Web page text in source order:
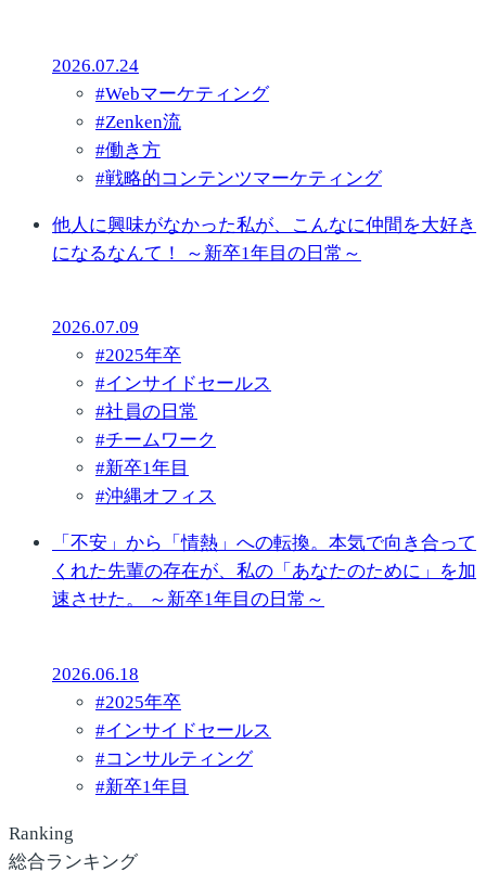
2026.07.24
#Webマーケティング
#Zenken流
#働き方
#戦略的コンテンツマーケティング
他人に興味がなかった私が、こんなに仲間を大好き
になるなんて！ ～新卒1年目の日常～
2026.07.09
#2025年卒
#インサイドセールス
#社員の日常
#チームワーク
#新卒1年目
#沖縄オフィス
「不安」から「情熱」への転換。本気で向き合って
くれた先輩の存在が、私の「あなたのために」を加
速させた。 ～新卒1年目の日常～
2026.06.18
#2025年卒
#インサイドセールス
#コンサルティング
#新卒1年目
Ranking
総合ランキング